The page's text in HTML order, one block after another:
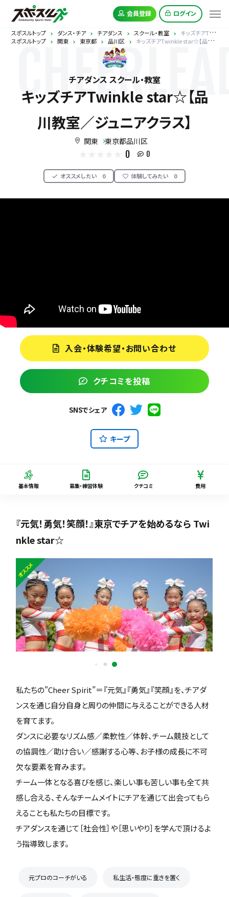
会員登録 ログイン
スポスルトップ ダンス・チア チアダンス スクール・教室
キッズチアTwinkle star☆【品川教室／ジュニアクラス】
スポスルトップ
関東 東京都 品川区 キッズチアTwinkle star☆【品川教室／ジュニアクラス】
チアダンス スクール・教室
キッズチアTwinkle star☆【品
川教室／ジュニアクラス】
関東 東京都品川区
0 0
オススメしたい 0 体験してみたい 0
入会・体験希望・お問い合わせ
クチコミを投稿
SNSでシェア
キープ
基本情報 募集・練習体験 クチコミ 費用
『元気！勇気！笑顔！』東京でチアを始めるなら Twi
nkle star☆
オススメ
私たちの"Cheer Spirit”＝『元気』『勇気』『笑顔』を、チアダ
ンスを通じ自分自身と周りの仲間に与えることができる人材
を育てます。
ダンスに必要なリズム感／柔軟性／体幹、チーム競技として
の協調性／助け合い／感謝する心等、お子様の成長に不可
欠な要素を育みます。
チーム一体となる喜びを感じ、楽しい事も苦しい事も全て共
感し合える、そんなチームメイトにチアを通じて出会ってもら
えることも私たちの目標です。
チアダンスを通じて［社会性］や［思いやり］を学んで頂けるよ
う指導致します。
元プロのコーチがいる 私生活・態度に重きを置く